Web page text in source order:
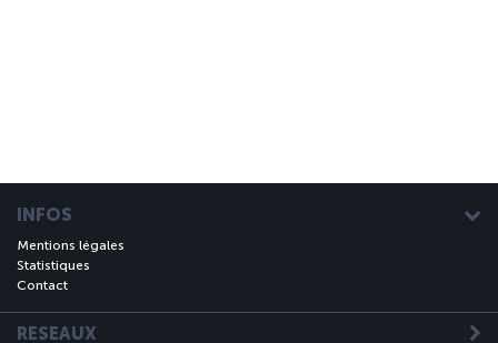
INFOS
Mentions légales
Statistiques
Contact
RESEAUX